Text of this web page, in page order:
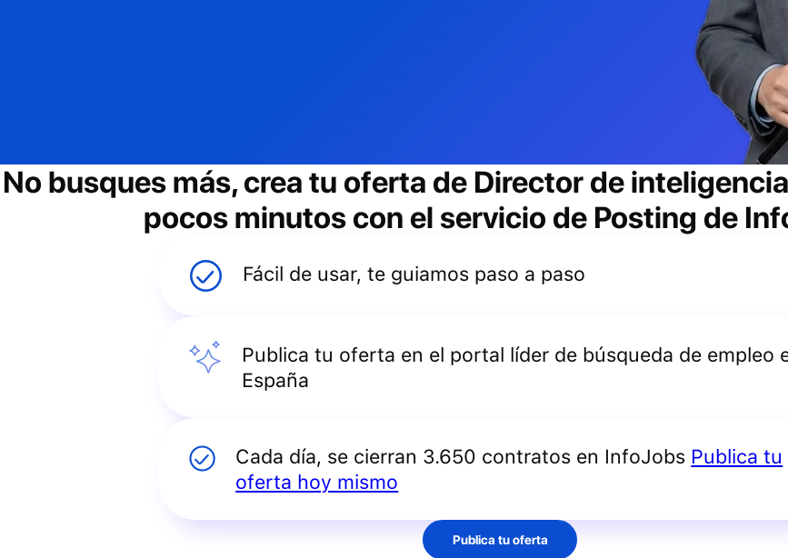
No busques más, crea tu oferta de Director de
pocos minutos con el servicio de Posting de
Fácil de usar, te guiamos paso a paso
Publica tu oferta en el portal líder de búsqueda de empleo
España
Cada día, se cierran 3.650 contratos en InfoJobs Publica tu
oferta hoy mismo
Publica tu oferta